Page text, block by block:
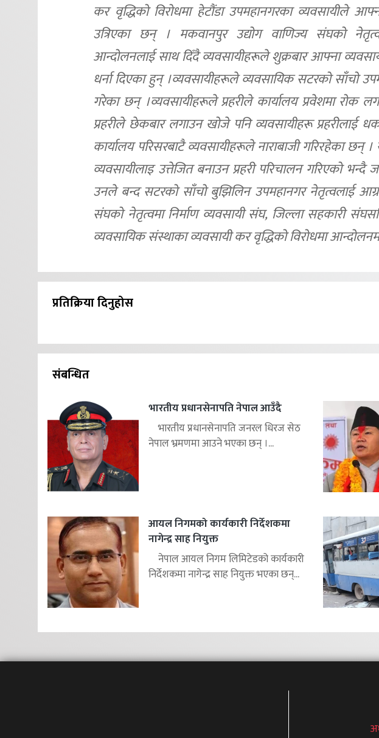
कर वृद्धिको विरोधमा हेटौंडा उपमहानगरका व्यवसायीले
उत्रिएका छन् । मकवानपुर उद्योग वाणिज्य संघको
आन्दोलनलाई साथ दिँदै व्यवसायीहरूले शुक्रबार आफ्ना
धर्ना दिएका हुन् ।व्यवसायीहरूले व्यवसायिक सटरको साँचो
गरेका छन् ।व्यवसायीहरूले प्रहरीले कार्यालय प्रवेशमा रोक
प्रहरीले छेकबार लगाउन खोजे पनि व्यवसायीहरू प्रहरीलाई
कार्यालय परिसरबाटै व्यवसायीहरूले नाराबाजी गरिरहेका छन्
व्यवसायीलाइ उत्तेजित बनाउन प्रहरी परिचालन गरिएको
उनले बन्द सटरको साँचो बुझिलिन उपमहानगर नेतृत्वलाई
संघको नेतृत्वमा निर्माण व्यवसायी संघ, जिल्ला सहकारी
व्यवसायिक संस्थाका व्यवसायी कर वृद्धिको विरोधमा
प्रतिक्रिया दिनुहोस
संबन्धित
भारतीय प्रधानसेनापति नेपाल आउँदै
भारतीय प्रधानसेनापति जनरल धिरज सेठ
नेपाल भ्रमणमा आउने भएका छन् ।...
आयल निगमको कार्यकारी निर्देशकमा
नागेन्द्र साह नियुक्त
नेपाल आयल निगम लिमिटेडको कार्यकारी
निर्देशकमा नागेन्द्र साह नियुक्त भएका छन्...